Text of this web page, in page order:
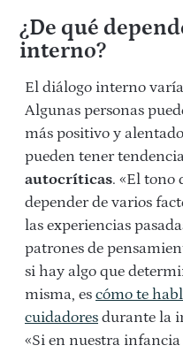
¿De qué
interno?
El diálogo interno
Algunas personas
más positivo y
pueden tener
autocríticas. «El tono
depender de varios
las experiencias
patrones de
si hay algo que
misma, es cómo te
cuidadores durante la
«Si en nuestra